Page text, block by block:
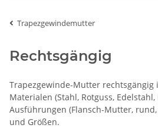
Trapezgewindemutter
Rechtsgängig
Trapezgewinde-Mutter rechtsgängig
Materialen (Stahl, Rotguss,
Ausführungen (Flansch-Mutter, rund,
und Größen.